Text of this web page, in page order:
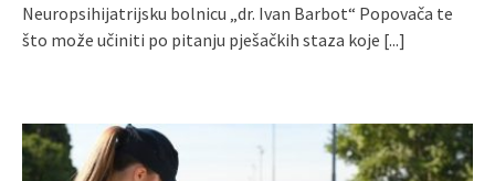
Neuropsihijatrijsku bolnicu „dr. Ivan Barbot“ Popovača te
što može učiniti po pitanju pješačkih staza koje [...]